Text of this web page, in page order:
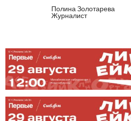
Полина Золотарева
Журналист